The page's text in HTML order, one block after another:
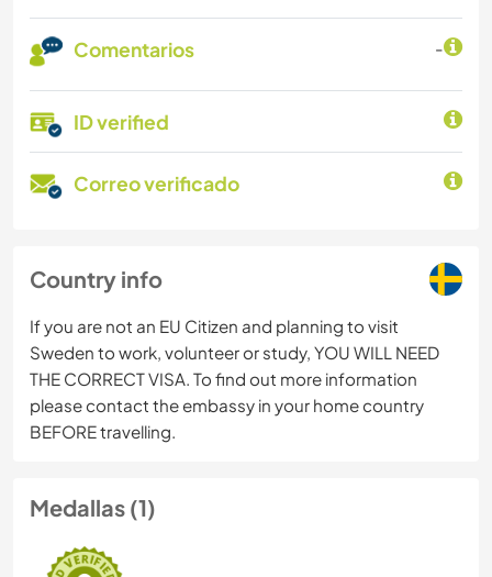
Comentarios -
ID verified
Correo verificado
Country info
If you are not an EU Citizen and planning to visit
Sweden to work, volunteer or study, YOU WILL NEED
THE CORRECT VISA. To find out more information
please contact the embassy in your home country
BEFORE travelling.
Medallas (1)